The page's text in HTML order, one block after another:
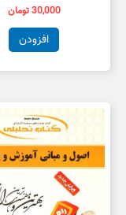
30,000تومان
افزودن
قیمت
اصلی
بود.